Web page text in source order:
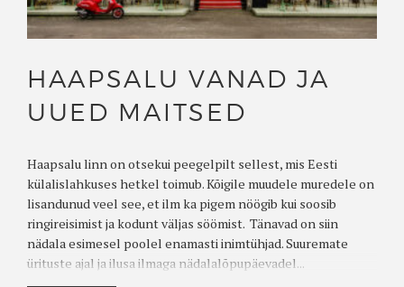
HAAPSALU VANAD JA
UUED MAITSED
Haapsalu linn on otsekui peegelpilt sellest, mis Eesti
külalislahkuses hetkel toimub. Kõigile muudele muredele on
lisandunud veel see, et ilm ka pigem nöögib kui soosib
ringireisimist ja kodunt väljas söömist. Tänavad on siin
nädala esimesel poolel enamasti inimtühjad. Suuremate
ürituste ajal ja ilusa ilmaga nädalalõpupäevadel...